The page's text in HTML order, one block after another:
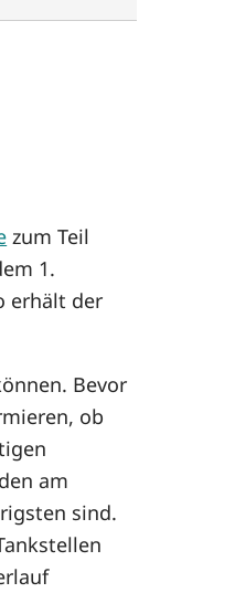
zum Teil
1.
erhält der
Bevor
ob
am
sind.